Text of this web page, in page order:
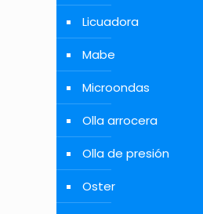
Licuadora
Mabe
Microondas
Olla arrocera
Olla de presión
Oster